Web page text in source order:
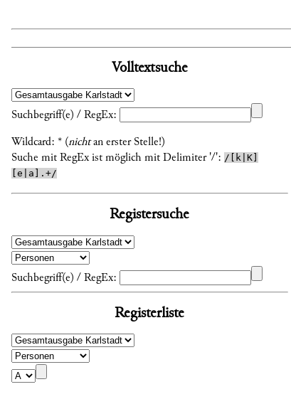
Volltextsuche
Suchbegriff(e) / RegEx:
Wildcard: * (nichtan erster Stelle!)
Suche mit RegEx ist möglich mit Delimiter '/': /[k|K]
[e|a].+/
Registersuche
Suchbegriff(e) / RegEx:
Registerliste